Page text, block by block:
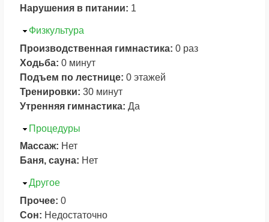
Нарушения в питании: 1
Скрыть
Физкультура
Производственная гимнастика: 0 раз
Ходьба: 0 минут
Подъем по лестнице: 0 этажей
Тренировки: 30 минут
Утренняя гимнастика: Да
Скрыть
Процедуры
Массаж: Нет
Баня, сауна: Нет
Скрыть
Другое
Прочее: 0
Сон: Недостаточно